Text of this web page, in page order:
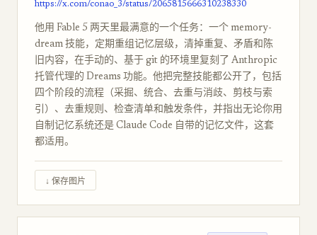
https://x.com/conao_3/status/2065815666310238330
他用 Fable 5 两天里最满意的一个任务：一个 memory-
dream 技能，定期重组记忆层级，清掉重复、矛盾和陈
旧内容，在手动的、基于 git 的环境里复刻了 Anthropic
托管代理的 Dreams 功能。他把完整技能都公开了，包括
四个阶段的流程（采掘、统合、去重与消歧、剪枝与索
引）、去重规则、检查清单和触发条件，并指出无论你用
自制记忆系统还是 Claude Code 自带的记忆文件，这套
都适用。
↓ 保存图片